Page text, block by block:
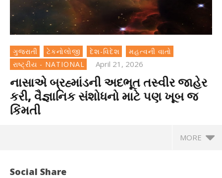
ગુજરાતી ટેકનોલોજી દેશ-વિદેશ
મહત્વની વાતો
રાષ્ટ્રીય - NATIONAL
April 21, 2026
નાસાએ બ્રહ્માંડની અદભૂત તસ્વીર જાહેર
કરી, વૈજ્ઞાનિક સંશોધનો માટે પણ ખૂબ જ
કિંમતી
MORE
Social Share